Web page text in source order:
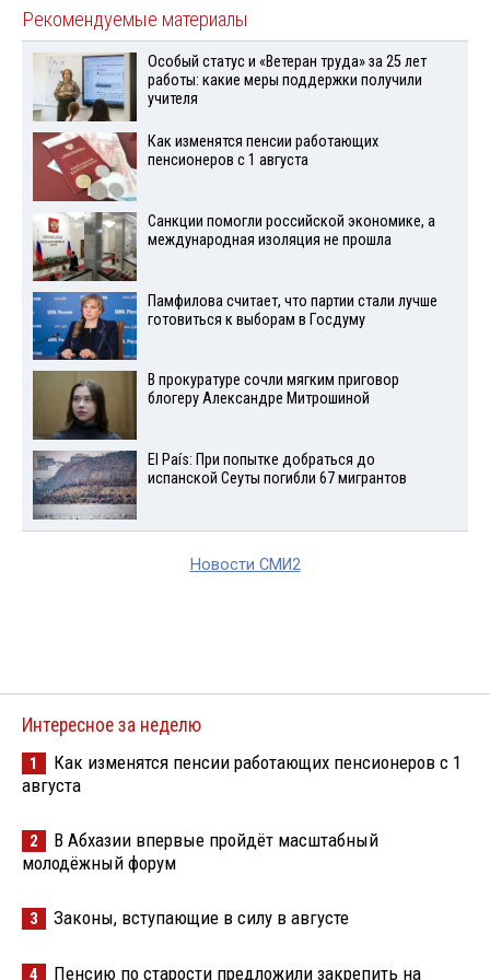
Рекомендуемые материалы
Особый статус и «Ветеран труда» за 25 лет
работы: какие меры поддержки получили
учителя
Как изменятся пенсии работающих
пенсионеров с 1 августа
Санкции помогли российской экономике, а
международная изоляция не прошла
Памфилова считает, что партии стали лучше
готовиться к выборам в Госдуму
В прокуратуре сочли мягким приговор
блогеру Александре Митрошиной
El País: При попытке добраться до
испанской Сеуты погибли 67 мигрантов
Новости СМИ2
Интересное за неделю
1
Как изменятся пенсии работающих пенсионеров с 1
августа
2
В Абхазии впервые пройдёт масштабный
молодёжный форум
3 Законы, вступающие в силу в августе
4
Пенсию по старости предложили закрепить на